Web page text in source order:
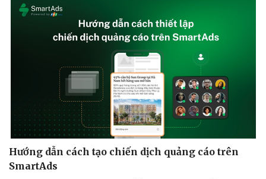
Hướng dẫn cách tạo chiến dịch quảng cáo trên
SmartAds